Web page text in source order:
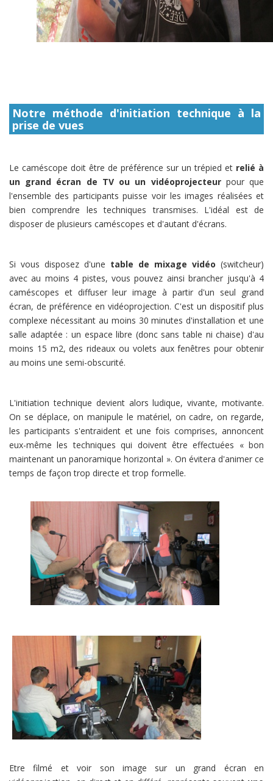
Notre méthode d'initiation technique à la
prise de vues
Le caméscope doit être de préférence sur un trépied et relié à
un grand écran de TV ou un vidéoprojecteurpour que
l'ensemble des participants puisse voir les images réalisées et
bien comprendre les techniques transmises. L'idéal est de
disposer de plusieurs caméscopes et d'autant d'écrans.
Si vous disposez d'une table de mixage vidéo (switcheur)
avec au moins 4 pistes, vous pouvez ainsi brancher jusqu'à 4
caméscopes et diffuser leur image à partir d'un seul grand
écran, de préférence en vidéoprojection. C'est un dispositif plus
complexe nécessitant au moins 30 minutes d'installation et une
salle adaptée : un espace libre (donc sans table ni chaise) d'au
moins 15 m2, des rideaux ou volets aux fenêtres pour obtenir
au moins une semi-obscurité.
L'initiation technique devient alors ludique, vivante, motivante.
On se déplace, on manipule le matériel, on cadre, on regarde,
les participants s'entraident et une fois comprises, annoncent
eux-même les techniques qui doivent être effectuées « bon
maintenant un panoramique horizontal ». On évitera d'animer ce
temps de façon trop directe et trop formelle.
Etre filmé et voir son image sur un grand écran en